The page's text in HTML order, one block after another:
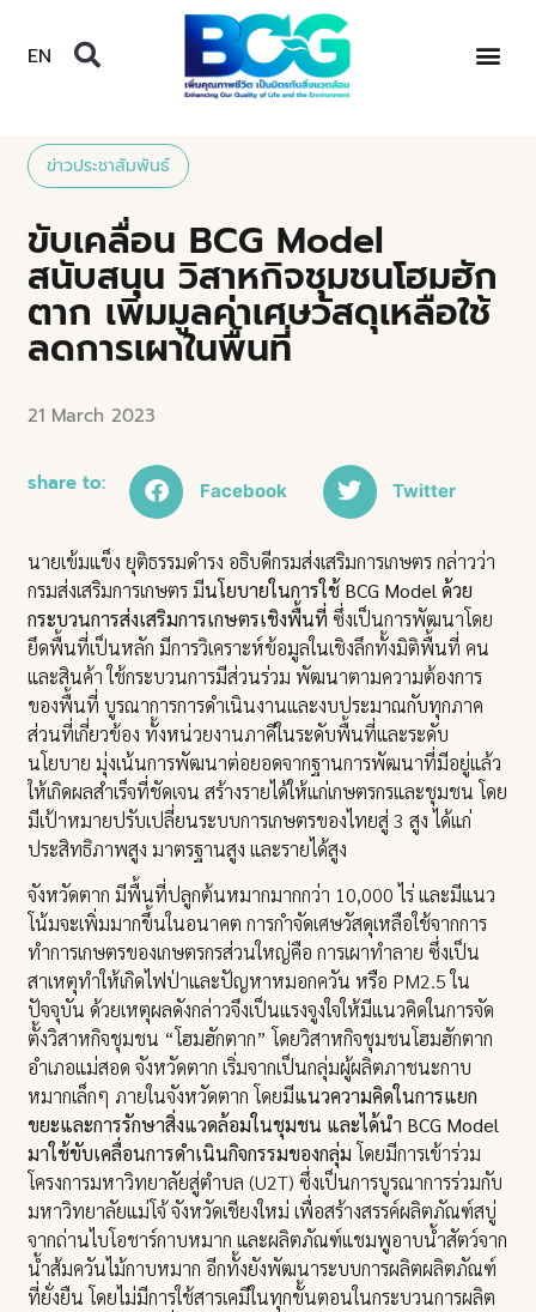
EN
ข่าวประชาสัมพันธ์
ขับเคลื่อน BCG Model
สนับสนุน วิสาหกิจชุมชนโฮมฮัก
ตาก เพิ่มมูลค่าเศษวัสดุเหลือใช้
ลดการเผาในพื้นที่
21 March 2023
share to: Facebook Twitter
นายเข้มแข็ง ยุติธรรมดำรง อธิบดีกรมส่งเสริมการเกษตร กล่าวว่า
กรมส่งเสริมการเกษตร มีนโยบายในการใช้ BCG Model ด้วย
กระบวนการส่งเสริมการเกษตรเชิงพื้นที่ ซึ่งเป็นการพัฒนาโดย
ยึดพื้นที่เป็นหลัก มีการวิเคราะห์ข้อมูลในเชิงลึกทั้งมิติพื้นที่ คน
และสินค้า ใช้กระบวนการมีส่วนร่วม พัฒนาตามความต้องการ
ของพื้นที่ บูรณาการการดำเนินงานและงบประมาณกับทุกภาค
ส่วนที่เกี่ยวข้อง ทั้งหน่วยงานภาคีในระดับพื้นที่และระดับ
นโยบาย มุ่งเน้นการพัฒนาต่อยอดจากฐานการพัฒนาที่มีอยู่แล้ว
ให้เกิดผลสำเร็จที่ชัดเจน สร้างรายได้ให้แก่เกษตรกรและชุมชน โดย
มีเป้าหมายปรับเปลี่ยนระบบการเกษตรของไทยสู่ 3 สูง ได้แก่
ประสิทธิภาพสูง มาตรฐานสูง และรายได้สูง
จังหวัดตาก มีพื้นที่ปลูกต้นหมากมากกว่า 10,000 ไร่ และมีแนว
โน้มจะเพิ่มมากขึ้นในอนาคต การกำจัดเศษวัสดุเหลือใช้จากการ
ทำการเกษตรของเกษตรกรส่วนใหญ่คือ การเผาทำลาย ซึ่งเป็น
สาเหตุทำให้เกิดไฟป่าและปัญหาหมอกควัน หรือ PM2.5 ใน
ปัจจุบัน ด้วยเหตุผลดังกล่าวจึงเป็นแรงจูงใจให้มีแนวคิดในการจัด
ตั้งวิสาหกิจชุมชน “โฮมฮักตาก” โดยวิสาหกิจชุมชนโฮมฮักตาก
อำเภอแม่สอด จังหวัดตาก เริ่มจากเป็นกลุ่มผู้ผลิตภาชนะกาบ
หมากเล็กๆ ภายในจังหวัดตาก โดยมีแนวความคิดในการแยก
ขยะและการรักษาสิ่งแวดล้อมในชุมชน และได้นำ BCG Model
มาใช้ขับเคลื่อนการดำเนินกิจกรรมของกลุ่ม โดยมีการเข้าร่วม
โครงการมหาวิทยาลัยสู่ตำบล (U2T) ซึ่งเป็นการบูรณาการร่วมกับ
มหาวิทยาลัยแม่โจ้ จังหวัดเชียงใหม่ เพื่อสร้างสรรค์ผลิตภัณฑ์สบู่
จากถ่านไบโอชาร์กาบหมาก และผลิตภัณฑ์แชมพูอาบน้ำสัตว์จาก
น้ำส้มควันไม้กาบหมาก อีกทั้งยังพัฒนาระบบการผลิตผลิตภัณฑ์
ที่ยั่งยืน โดยไม่มีการใช้สารเคมีในทุกขั้นตอนในกระบวนการผลิต